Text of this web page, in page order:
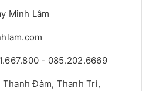
Minh Lâm
- 085.202.6669
Thanh Đàm, Thanh Trì,